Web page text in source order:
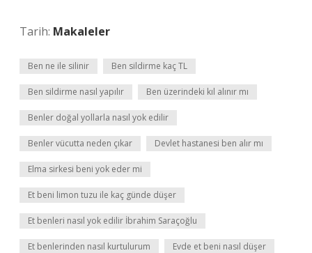
Tarih: Makaleler
Ben ne ile silinir Ben sildirme kaç TL
Ben sildirme nasıl yapılır Ben üzerindeki kıl alınır mı
Benler doğal yollarla nasıl yok edilir
Benler vücutta neden çıkar Devlet hastanesi ben alır mı
Elma sirkesi beni yok eder mi
Et beni limon tuzu ile kaç günde düşer
Et benleri nasıl yok edilir İbrahim Saraçoğlu
Et benlerinden nasıl kurtulurum Evde et beni nasıl düşer